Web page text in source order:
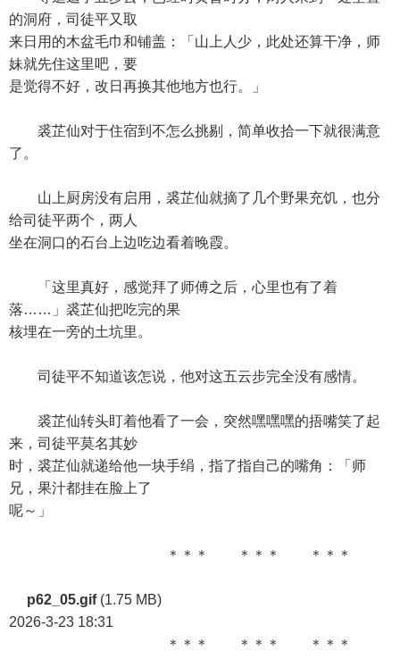
的洞府，司徒平又取
来日用的木盆毛巾和铺盖：「山上人少，此处还算干净，师
妹就先住这里吧，要
是觉得不好，改日再换其他地方也行。」
裘芷仙对于住宿到不怎么挑剔，简单收拾一下就很满意
了。
山上厨房没有启用，裘芷仙就摘了几个野果充饥，也分
给司徒平两个，两人
坐在洞口的石台上边吃边看着晚霞。
「这里真好，感觉拜了师傅之后，心里也有了着
落……」裘芷仙把吃完的果
核埋在一旁的土坑里。
司徒平不知道该怎说，他对这五云步完全没有感情。
裘芷仙转头盯着他看了一会，突然嘿嘿嘿的捂嘴笑了起
来，司徒平莫名其妙
时，裘芷仙就递给他一块手绢，指了指自己的嘴角：「师
兄，果汁都挂在脸上了
呢～」
＊＊＊ ＊＊＊ ＊＊＊
p62_05.gif(1.75 MB)
2026-3-23 18:31
＊＊＊ ＊＊＊ ＊＊＊